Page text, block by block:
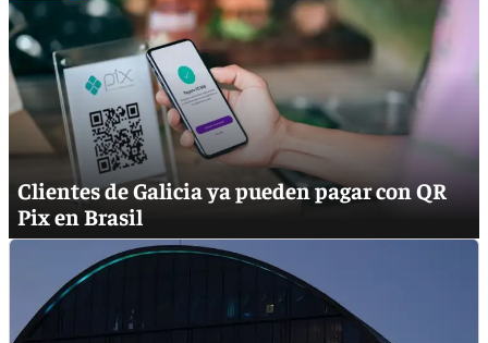
Clientes de Galicia ya pueden pagar con QR
Pix en Brasil